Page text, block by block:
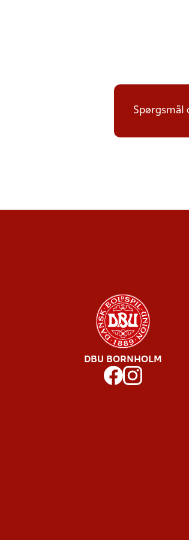
Spørgsmål
DBU BORNHOLM